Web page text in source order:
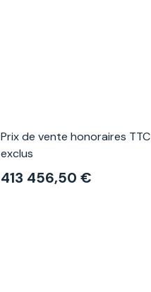
Prix de vente honoraires TTC
exclus
413 456,50 €